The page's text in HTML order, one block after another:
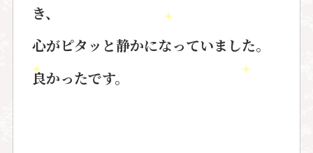
き、
心がピタッと静かになっていました。
良かったです。